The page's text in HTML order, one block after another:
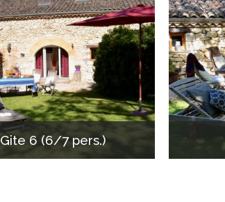
Gite 6 (6/7 pers.)